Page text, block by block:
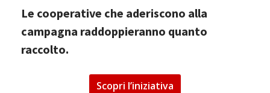
Le cooperative che aderiscono alla
campagna raddoppieranno quanto
raccolto.
Scopri l’iniziativa